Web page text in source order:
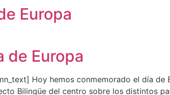
Europa
de Europa
Hoy hemos conmemorado el día
Bilingüe del centro sobre los distintos